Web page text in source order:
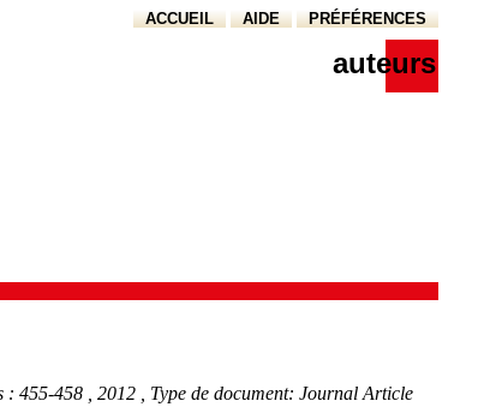
ACCUEIL AIDE PRÉFÉRENCES
auteurs
: 455-458 , 2012
, Type de document: Journal Article